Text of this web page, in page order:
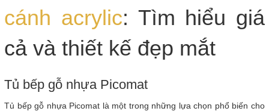
cánh acrylic: Tìm hiểu giá
cả và thiết kế đẹp mắt
Tủ bếp gỗ nhựa Picomat
Tủ bếp gỗ nhựa Picomat là một trong những lựa chọn phổ biến cho